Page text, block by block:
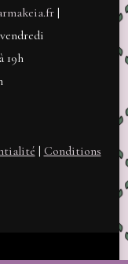
|
19h
| Conditions